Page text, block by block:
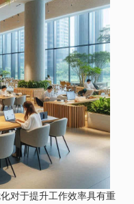
对于提升工作效率具有重